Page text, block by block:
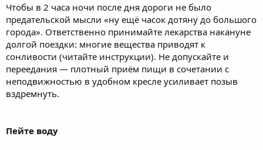
Чтобы в 2 часа ночи после дня дороги не было
предательской мысли «ну ещё часок дотяну до большого
города». Ответственно принимайте лекарства накануне
долгой поездки: многие вещества приводят к
сонливости (читайте инструкции). Не допускайте и
переедания — плотный приём пищи в сочетании с
неподвижностью в удобном кресле усиливает позыв
вздремнуть.
Пейте воду